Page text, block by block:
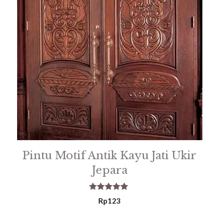
Pintu Motif Antik Kayu Jati Ukir
Jepara
5.00
out of 5
Rp123